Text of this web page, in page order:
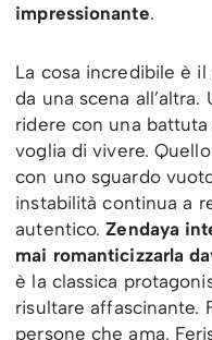
impressionante.
La cosa incredibile è
da una scena
ridere con una
voglia di vivere.
con uno sguardo
instabilità continua a
autentico.Zendaya
mai romanticizzarla
è la classica
risultare affascinante.
persone che ama.